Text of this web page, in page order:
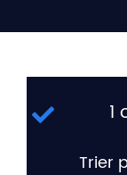
1
Trier